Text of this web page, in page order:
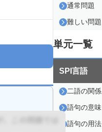
通常問題
難しい問題
単元一覧
SPI言語
二語の関係
語句の意味
語句の用法